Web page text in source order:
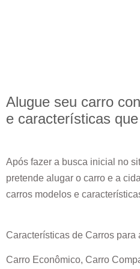
Alugue seu carro
e características
Após fazer a busca inicial no
pretende alugar o carro e a
carros modelos e
Características de Carros para
Carro Econômico, Carro